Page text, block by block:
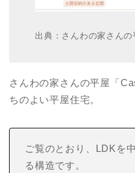
出典：さんわの家さんの
さんわの家さんの平屋「
ちのよい平屋住宅。
ご覧のとおり、LDKを
る構造です。